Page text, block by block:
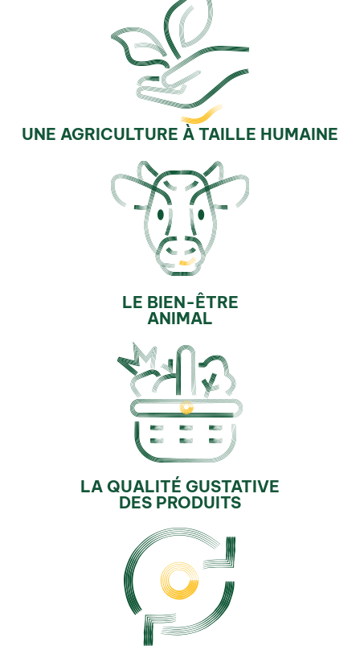
UNE AGRICULTURE À TAILLE HUMAINE
LE BIEN-ÊTRE
ANIMAL
LA QUALITÉ GUSTATIVE
DES PRODUITS